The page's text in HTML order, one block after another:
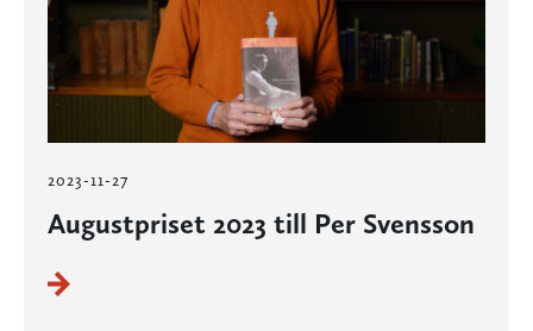
2023-11-27
Augustpriset 2023 till Per Svensson